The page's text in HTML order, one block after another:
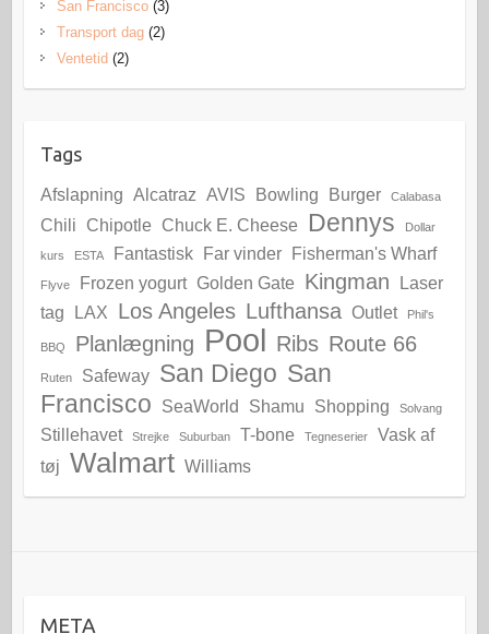
San Francisco(3)
Transport dag(2)
Ventetid (2)
Tags
Afslapning Alcatraz AVIS Bowling Burger Calabasa
Chili Chipotle Chuck E. Cheese Dennys Dollar
kurs ESTA Fantastisk Far vinder Fisherman's Wharf
Flyve Frozen yogurt Golden Gate Kingman
Laser
tag
LAX Los Angeles Lufthansa Outlet Phil's
BBQ Planlægning Pool Ribs Route 66
Ruten Safeway San Diego San
Francisco
SeaWorld Shamu Shopping Solvang
Stillehavet Strejke Suburban T-bone Tegneserier
Vask af
tøj Walmart Williams
META